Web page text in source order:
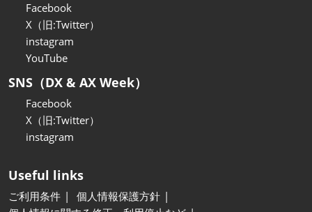
Facebook
X（旧:Twitter）
instagram
YouTube
SNS（DX & AX Week）
Facebook
X（旧:Twitter）
instagram
Useful links
ご利用条件
個人情報保護方針